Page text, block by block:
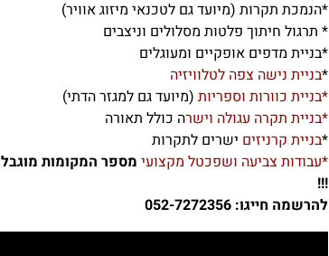
*הנמכת תקרות (מיועד גם לטכנאי מיזוג אוויר)
* תרגול חיתוך פלטות מסלולים וניצבים
*בניית מדפים אופקיים ומעוגלים
*בניית נישה צפה לטלוויזיה
*בניית כוורות וספריות (מיועד גם למגזר הדתי)
*בניית תקרה עגולה וישרה כולל תאורה
*בניית קרניזים ישרים לתקרות
*עבודות צביעה ושפכטל מקצועי מספר המקומות מוגבל
!!!
להרשמה חייגו: 052-7272356